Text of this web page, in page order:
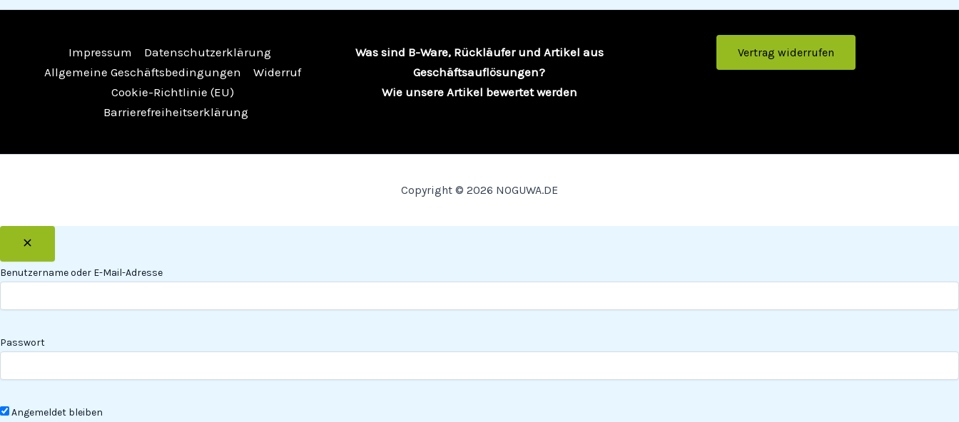
Impressum
Datenschutzerklärung
Allgemeine Geschäftsbedingungen
Widerruf
Cookie-Richtlinie (EU)
Barrierefreiheitserklärung
Was sind B-Ware, Rückläufer und Artikel aus
Geschäftsauflösungen?
Wie unsere Artikel bewertet werden
Vertrag widerrufen
Copyright © 2026 NOGUWA.DE
Benutzername oder E-Mail-Adresse
Passwort
Angemeldet bleiben